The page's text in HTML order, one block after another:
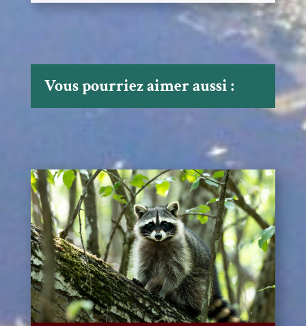
Vous pourriez aimer aussi :